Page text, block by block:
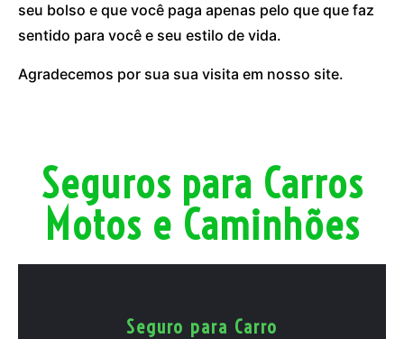
seu bolso e que você paga apenas pelo que que faz
sentido para você e seu estilo de vida.
Agradecemos por sua sua visita em nosso site.
Seguros para Carros
Motos e Caminhões
Seguro para Carro